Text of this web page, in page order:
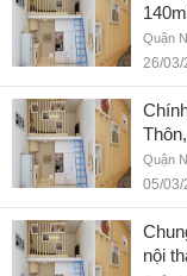
Quận
26/03/
Nội. -
Quận
05/03/
nội